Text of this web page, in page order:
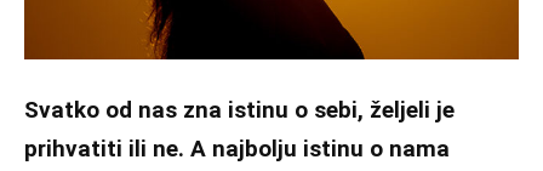
Svatko od nas zna istinu o sebi, željeli je
prihvatiti ili ne. A najbolju istinu o nama